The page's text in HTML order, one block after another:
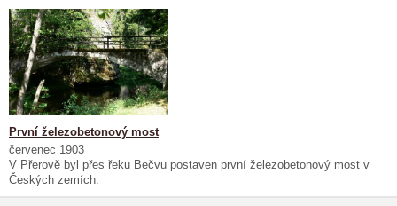
První železobetonový most
červenec 1903
V Přerově byl přes řeku Bečvu postaven první železobetonový most v
Českých zemích.